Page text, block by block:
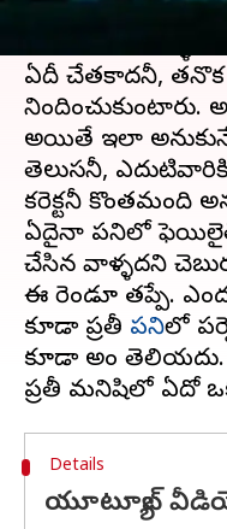
రాదనుకునే వాళ్ళు
ఏదీ చేతకాదనీ, తనొక
నిందించుకుంటారు.
అయితే ఇలా
తెలుసనీ,
కరెక్టనీ కొంతమంది
ఏదైనా పనిలో
చేసిన వాళ్ళదని
ఈ రెండూ తప్పే.
కూడా ప్రతీ పనిలో
కూడా అంతా
Details
యూట్యూబ్